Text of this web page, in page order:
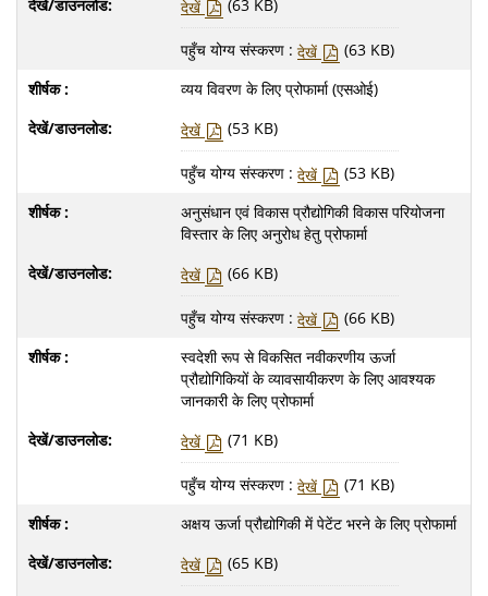
देखें (63 KB)
पहुँच योग्य संस्करण : देखें
(63 KB)
व्यय विवरण के लिए प्रोफार्मा (एसओई)
देखें
(53 KB)
पहुँच योग्य संस्करण : देखें
(53 KB)
अनुसंधान एवं विकास प्रौद्योगिकी विकास परियोजना
विस्तार के लिए अनुरोध हेतु प्रोफार्मा
देखें
(66 KB)
पहुँच योग्य संस्करण : देखें
(66 KB)
स्वदेशी रूप से विकसित नवीकरणीय ऊर्जा
प्रौद्योगिकियों के व्यावसायीकरण के लिए आवश्यक
जानकारी के लिए प्रोफार्मा
देखें
(71 KB)
पहुँच योग्य संस्करण : देखें
(71 KB)
अक्षय ऊर्जा प्रौद्योगिकी में पेटेंट भरने के लिए प्रोफार्मा
देखें
(65 KB)